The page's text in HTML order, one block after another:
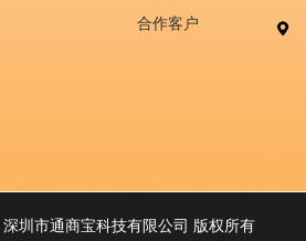
合作客户
圳市通商宝科技有限公司 版权所有